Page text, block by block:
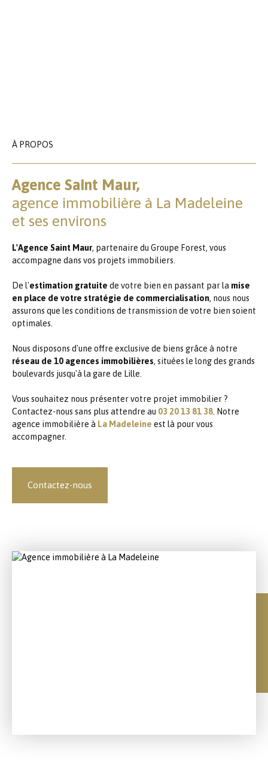
À PROPOS
Agence Saint Maur,
agence immobilière à La Madeleine
et ses environs
L'Agence Saint Maur, partenaire du Groupe Forest, vous
accompagne dans vos projets immobiliers.
De l'estimation gratuite de votre bien en passant par la mise
en place de votre stratégie de commercialisation, nous nous
assurons que les conditions de transmission de votre bien soient
optimales.
Nous disposons d'une offre exclusive de biens grâce à notre
réseau de 10 agences immobilières, situées le long des grands
boulevards jusqu'à la gare de Lille.
Vous souhaitez nous présenter votre projet immobilier ?
Contactez-nous sans plus attendre au 03 20 13 81 38 . Notre
agence immobilière à La Madeleine est là pour vous
accompagner.
Contactez-nous